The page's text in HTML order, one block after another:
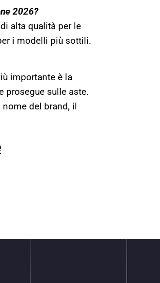
2026?
alta qualità per le
i modelli più sottili.
importante è la
prosegue sulle aste.
del brand, il